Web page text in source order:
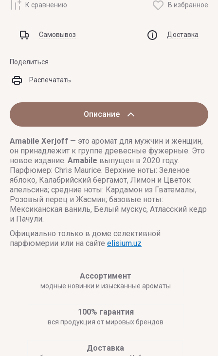
К сравнению В избранное
Самовывоз Доставка
Поделиться
Распечатать
Описание
Amabile Xerjoff — это аромат для мужчин и женщин,
он принадлежит к группе древесные фужерные. Это
новое издание: Amabile выпущен в 2020 году.
Парфюмер: Chris Maurice. Верхние ноты: Зеленое
яблоко, Калабрийский бергамот, Лимон и Цветок
апельсина; средние ноты: Кардамон из Гватемалы,
Розовый перец и Жасмин; базовые ноты:
Мексиканская ваниль, Белый мускус, Атласский кедр
и Пачули.
Официально только в доме селективной
парфюмерии или на сайте elisium.uz
Ассортимент
модные новинки и изысканные ароматы
100% гарантия
вся продукция от мировых брендов
Доставка